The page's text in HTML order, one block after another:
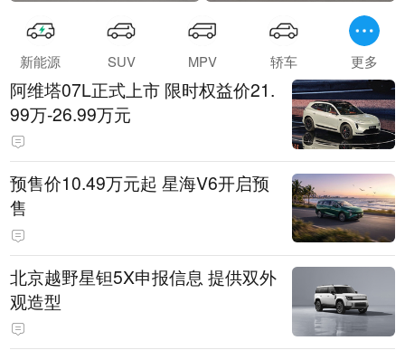
新能源 SUV MPV 轿车 更多
阿维塔07L正式上市 限时权益价21.
99万-26.99万元
预售价10.49万元起 星海V6开启预
售
北京越野星钽5X申报信息 提供双外
观造型